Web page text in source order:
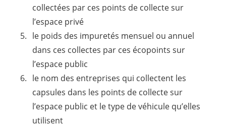
collectées par ces points de collecte sur
l’espace privé
le poids des impuretés mensuel ou annuel
dans ces collectes par ces écopoints sur
l’espace public
le nom des entreprises qui collectent les
capsules dans les points de collecte sur
l’espace public et le type de véhicule qu’elles
utilisent